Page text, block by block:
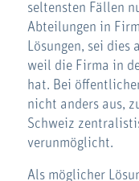
seltensten Fällen
Abteilungen in
Lösungen, sei dies
weil die Firma in
hat. Bei
nicht anders aus,
Schweiz
verunmöglicht.
Als möglicher